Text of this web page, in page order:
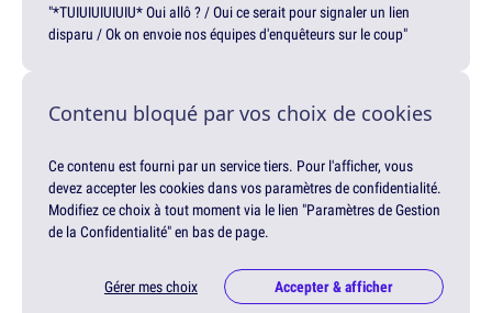
"*TUIUIUIUIUIU* Oui allô ? / Oui ce serait pour signaler un lien
disparu / Ok on envoie nos équipes d'enquêteurs sur le coup"
Contenu bloqué par vos choix de cookies
Ce contenu est fourni par un service tiers. Pour l'afficher, vous
devez accepter les cookies dans vos paramètres de confidentialité.
Modifiez ce choix à tout moment via le lien "Paramètres de Gestion
de la Confidentialité" en bas de page.
Gérer mes choix Accepter & afficher